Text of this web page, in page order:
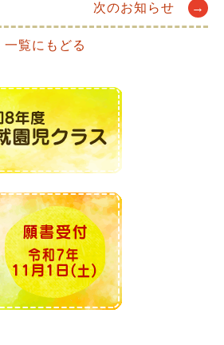
次のお知らせ →
一覧にもどる